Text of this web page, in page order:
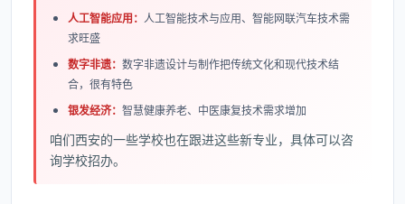
人工智能应用： 人工智能技术与应用、智能网联汽车技术需
求旺盛
数字非遗： 数字非遗设计与制作把传统文化和现代技术结
合，很有特色
银发经济： 智慧健康养老、中医康复技术需求增加
咱们西安的一些学校也在跟进这些新专业，具体可以咨
询学校招办。